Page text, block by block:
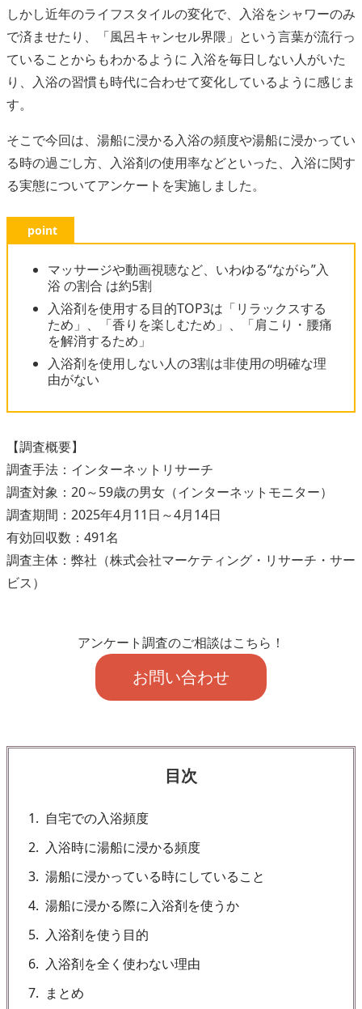
しかし近年のライフスタイルの変化で、入浴をシャワーのみ
で済ませたり、「風呂キャンセル界隈」という言葉が流行っ
ていることからもわかるように 入浴を毎日しない人がいた
り、入浴の習慣も時代に合わせて変化しているように感じま
す。
そこで今回は、湯船に浸かる入浴の頻度や湯船に浸かってい
る時の過ごし方、入浴剤の使用率などといった、入浴に関す
る実態についてアンケートを実施しました。
point
マッサージや動画視聴など、いわゆる“ながら”入
浴 の割合 は約5割
入浴剤を使用する目的TOP3は「リラックスする
ため」、「香りを楽しむため」、「肩こり・腰痛
を解消するため」
入浴剤を使用しない人の3割は非使用の明確な理
由がない
【調査概要】
調査手法：インターネットリサーチ
調査対象：20～59歳の男女（インターネットモニター）
調査期間：2025年4月11日～4月14日
有効回収数：491名
調査主体：弊社（株式会社マーケティング・リサーチ・サー
ビス）
アンケート調査のご相談はこちら！
お問い合わせ
目次
1
自宅での入浴頻度
2
入浴時に湯船に浸かる頻度
3 湯船に浸かっている時にしていること
4 湯船に浸かる際に入浴剤を使うか
5
入浴剤を使う目的
6
入浴剤を全く使わない理由
7
まとめ